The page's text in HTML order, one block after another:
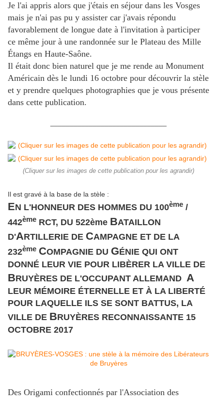
Je l'ai appris alors que j'étais en séjour dans les Vosges
mais je n'ai pas pu y assister car j'avais répondu
favorablement de longue date à l'invitation à participer
ce même jour à une randonnée sur le Plateau des Mille
Étangs en Haute-Saône.
Il était donc bien naturel que je me rende au Monument
Américain dès le lundi 16 octobre pour découvrir la stèle
et y prendre quelques photographies que je vous présente
dans cette publication.
(Cliquer sur les images de cette publication pour les agrandir)
Il est gravé à la base de la stèle :
EN L'HONNEUR DES HOMMES DU 100ème /
442ème RCT, DU 522ème BATAILLON
D'ARTILLERIE DE CAMPAGNE ET DE LA
232ème COMPAGNIE DU GÉNIE QUI ONT
DONNÉ LEUR VIE POUR LIBÈRER LA VILLE DE
BRUYÈRES DE L'OCCUPANT ALLEMAND A
LEUR MÉMOIRE ÉTERNELLE ET À LA LIBERTÉ
POUR LAQUELLE ILS SE SONT BATTUS, LA
VILLE DE BRUYÈRES RECONNAISSANTE 15
OCTOBRE 2017
Des Origami confectionnés par l'Association des